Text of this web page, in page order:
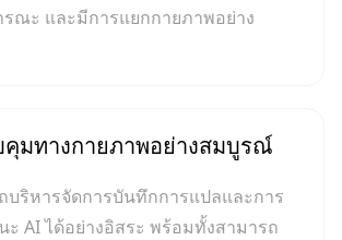
รณะ และมีการแยกกายภาพอย่าง
คุมทางกายภาพอย่างสมบูรณ์
บริหารจัดการบันทึกการแปลและการ
ะ AI ได้อย่างอิสระ พร้อมทั้งสามารถ